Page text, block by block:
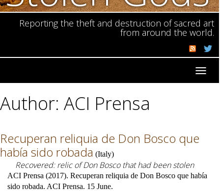
Reporting the theft and destruction of sacred art
from around the world.
Author: ACI Prensa
Recuperan reliquia de Don Bosco que
había sido robada (Italy)
Recovered: relic of Don Bosco that had been stolen
ACI Prensa (2017). Recuperan reliquia de Don Bosco que había
sido robada. ACI Prensa. 15 June.